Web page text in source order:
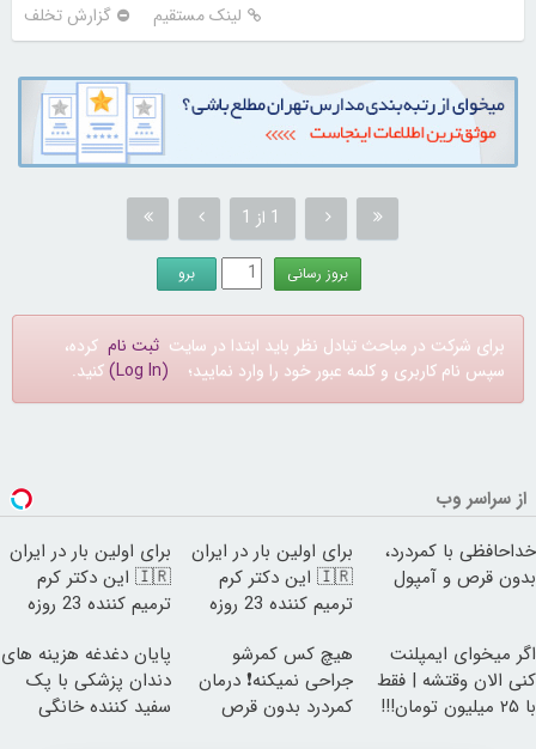
لینک مستقیم گزارش تخلف
1 از 1
برای شرکت در مباحث تبادل نظر باید ابتدا در سایت ثبت نام کرده،
سپس نام کاربری و کلمه عبور خود را وارد نمایید؛ (Log In) کنید.
از سراسر وب
خداحافظی با کمردرد،
بدون قرص و آمپول
برای اولین بار در ایران
🇮🇷 این دکتر کرم
ترمیم کننده 23 روزه
برای اولین بار در ایران
🇮🇷 این دکتر کرم
ترمیم کننده 23 روزه
اگر میخوای ایمپلنت
کنی الان وقتشه | فقط
با ۲۵ میلیون تومان!!!
هیچ کس کمرشو
جراحی نمیکنه❗ درمان
کمردرد بدون قرص
پایان دغدغه هزینه های
دندان پزشکی با پک
سفید کننده خانگی